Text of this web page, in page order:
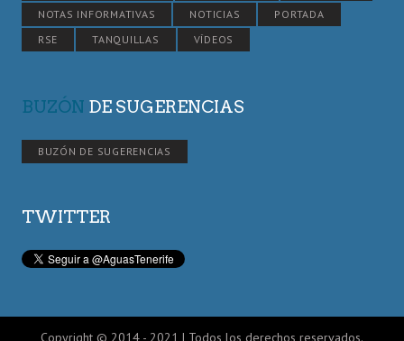
NOTAS INFORMATIVAS
NOTICIAS
PORTADA
RSE
TANQUILLAS VÍDEOS
BUZÓN DE SUGERENCIAS
BUZÓN DE SUGERENCIAS
TWITTER